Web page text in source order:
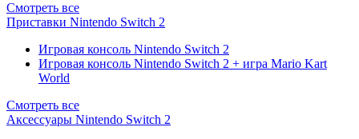
Смотреть все
Приставки Nintendo Switch 2
Игровая консоль Nintendo Switch 2
Игровая консоль Nintendo Switch 2 + игра Mario Kart
World
Смотреть все
Аксессуары Nintendo Switch 2